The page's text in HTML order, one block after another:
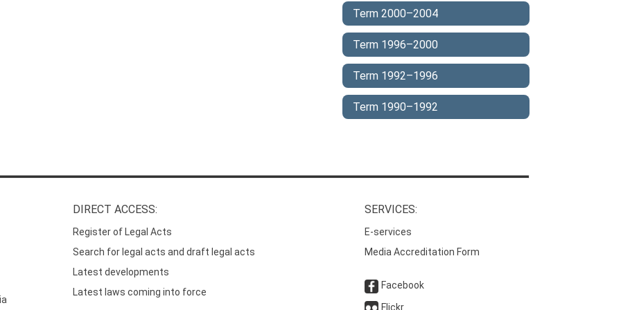
Term 2000–2004
Term 1996–2000
Term 1992–1996
Term 1990–1992
DIRECT ACCESS:
Register of Legal Acts
Search for legal acts and draft legal acts
Latest developments
Latest laws coming into force
SERVICES:
E-services
Media Accreditation Form
Facebook
Flickr